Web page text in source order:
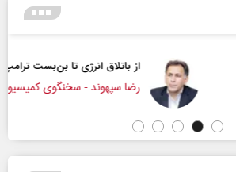
از باتلاق انرژی تا بن‌بست ترامپ
رضا سپهوند - سخنگوی کمیسیون انرژی مجلس